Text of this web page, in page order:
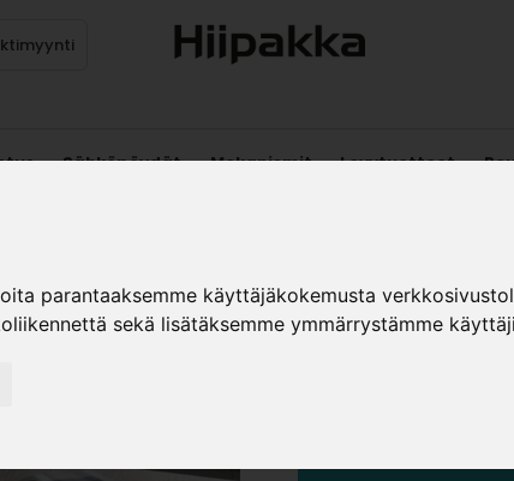
parantaaksemme käyttäjäkokemusta
sekä lisätäksemme ymmärrystämme
Sähköpöydät Mekanismit Levytuotteet
ALLAS-